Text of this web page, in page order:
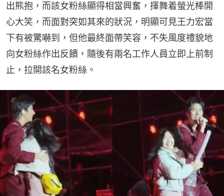
出熊抱，而該女粉絲顯得相當興奮，揮舞着螢光棒開
心大笑，而面對突如其來的狀況，明顯可見王力宏當
下有被驚嚇到，但他最終面帶笑容，不失風度禮貌地
向女粉絲作出反饋，隨後有兩名工作人員立即上前制
止，拉開該名女粉絲。